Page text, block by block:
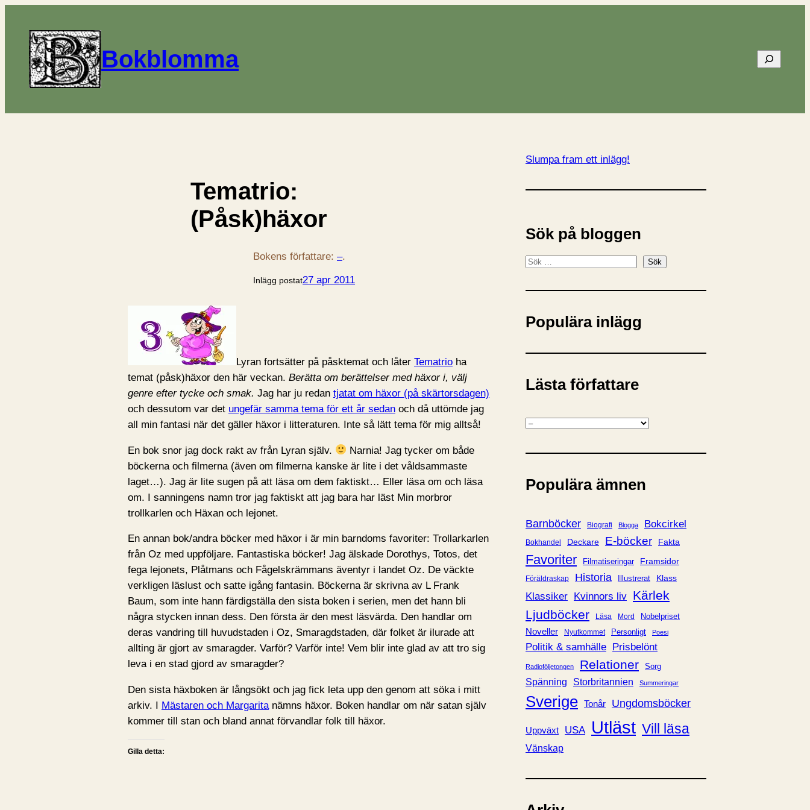
Bokblomma Sök
Tematrio:
(Påsk)häxor
Bokens författare: –.
Inlägg postat27 apr 2011
Lyran fortsätter på påsktemat och låter Tematrio ha
temat (påsk)häxor den här veckan. Berätta om berättelser med häxor i, välj
genre efter tycke och smak. Jag har ju redan tjatat om häxor (på skärtorsdagen)
och dessutom var det ungefär samma tema för ett år sedan och då uttömde jag
all min fantasi när det gäller häxor i litteraturen. Inte så lätt tema för mig alltså!
En bok snor jag dock rakt av från Lyran själv.
Narnia! Jag tycker om både
böckerna och filmerna (även om filmerna kanske är lite i det våldsammaste
laget…). Jag är lite sugen på att läsa om dem faktiskt… Eller läsa om och läsa
om. I sanningens namn tror jag faktiskt att jag bara har läst Min morbror
trollkarlen och Häxan och lejonet.
En annan bok/andra böcker med häxor i är min barndoms favoriter: Trollarkarlen
från Oz med uppföljare. Fantastiska böcker! Jag älskade Dorothys, Totos, det
fega lejonets, Plåtmans och Fågelskrämmans äventyr i landet Oz. De väckte
verkligen läslust och satte igång fantasin. Böckerna är skrivna av L Frank
Baum, som inte hann färdigställa den sista boken i serien, men det hann bli
några stycken innan dess. Den första är den mest läsvärda. Den handlar om
deras vandring till huvudstaden i Oz, Smaragdstaden, där folket är ilurade att
allting är gjort av smaragder. Varför? Varför inte! Vem blir inte glad av att tro sig
leva i en stad gjord av smaragder?
Den sista häxboken är långsökt och jag fick leta upp den genom att söka i mitt
arkiv. I
Mästaren och Margaritanämns häxor. Boken handlar om när satan själv
kommer till stan och bland annat förvandlar folk till häxor.
Gilla detta:
Slumpa fram ett inlägg!
Sök på bloggen
S
k
Sök
Populära inlägg
Lästa författare
K
t
g
i
e
r
Populära ämnen
Barnböcker Biografi Blogga Bokcirkel
Bokhandel Deckare E-böcker Fakta
Favoriter Filmatiseringar Framsidor
Föräldraskap Historia Illustrerat Klass
Klassiker Kvinnors liv Kärlek
Ljudböcker
Läsa Mord Nobelpriset
Noveller Nyutkommet Personligt Poesi
Politik & samhälle Prisbelönt
Radioföljetongen Relationer Sorg
Spänning Storbritannien Summeringar
Sverige Tonår Ungdomsböcker
Uppväxt USA Utläst Vill läsa
Vänskap